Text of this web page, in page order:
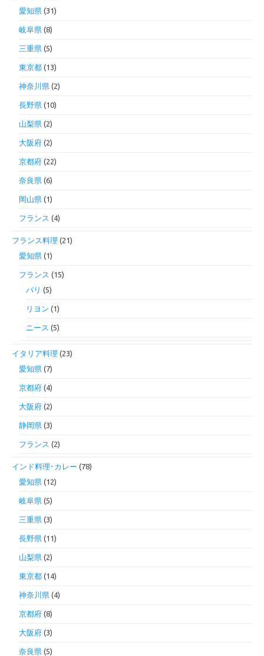
愛知県 (31)
岐阜県 (8)
三重県 (5)
東京都 (13)
神奈川県 (2)
長野県 (10)
山梨県 (2)
大阪府 (2)
京都府 (22)
奈良県 (6)
岡山県 (1)
フランス (4)
フランス料理 (21)
愛知県 (1)
フランス (15)
パリ (5)
リヨン (1)
ニース (5)
イタリア料理 (23)
愛知県 (7)
京都府 (4)
大阪府 (2)
静岡県 (3)
フランス (2)
インド料理･カレー (78)
愛知県 (12)
岐阜県 (5)
三重県 (3)
長野県 (11)
山梨県 (2)
東京都 (14)
神奈川県 (4)
京都府 (8)
大阪府 (3)
奈良県 (5)